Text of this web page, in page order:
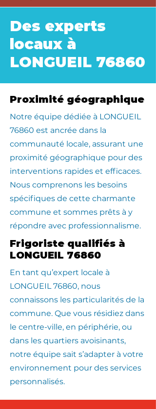
Des experts
locaux à
LONGUEIL 76860
Proximité géographique
​Notre équipe dédiée à LONGUEIL
76860 est ancrée dans la
communauté locale, assurant une
proximité géographique pour des
interventions rapides et efficaces.
Nous comprenons les besoins
spécifiques de cette charmante
commune et sommes prêts à y
répondre avec professionnalisme.
Frigoriste qualifiés à
LONGUEIL 76860
En tant qu’expert locale à
LONGUEIL 76860, nous
connaissons les particularités de la
commune. Que vous résidiez dans
le centre-ville, en périphérie, ou
dans les quartiers avoisinants,
notre équipe sait s’adapter à votre
environnement pour des services
personnalisés.